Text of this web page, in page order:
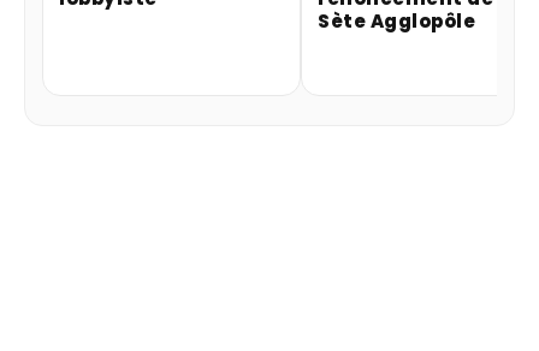
Sète Agglopôle